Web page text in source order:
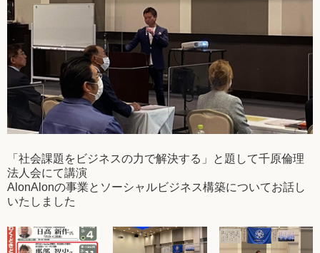
「社会課題をビジネスの力で解決する」と題して千原倫理
法人会にて講演
AlonAlonの事業とソーシャルビジネス構築についてお話し
いたしました